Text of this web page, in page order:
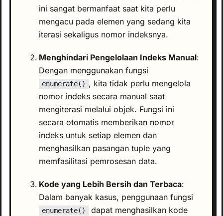
ini sangat bermanfaat saat kita perlu
mengacu pada elemen yang sedang kita
iterasi sekaligus nomor indeksnya.
Menghindari Pengelolaan Indeks Manual:
Dengan menggunakan fungsi
enumerate() , kita tidak perlu mengelola
nomor indeks secara manual saat
mengiterasi melalui objek. Fungsi ini
secara otomatis memberikan nomor
indeks untuk setiap elemen dan
menghasilkan pasangan tuple yang
memfasilitasi pemrosesan data.
Kode yang Lebih Bersih dan Terbaca:
Dalam banyak kasus, penggunaan fungsi
enumerate()
dapat menghasilkan kode